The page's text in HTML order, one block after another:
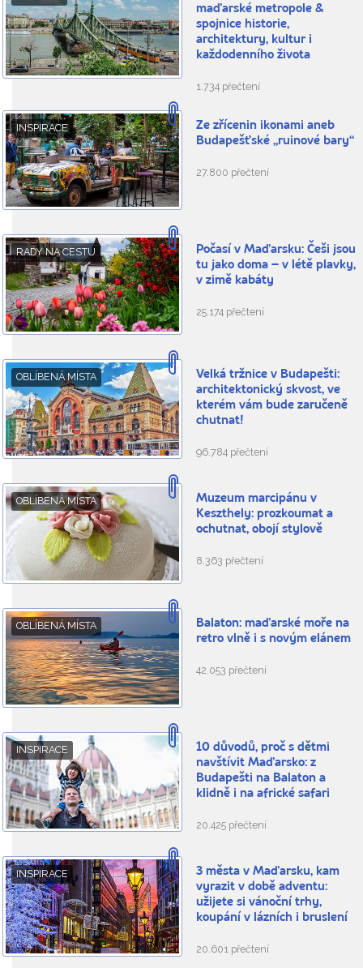
maďarské metropole &
spojnice historie,
architektury, kultur i
každodenního života
1.734 přečtení
INSPIRACE
Ze zřícenin ikonami aneb
Budapešťské „ruinové bary“
27.800 přečtení
RADY NA CESTU
Počasí v Maďarsku: Češi jsou
tu jako doma – v létě plavky,
v zimě kabáty
25.174 přečtení
OBLÍBENÁ MÍSTA
Velká tržnice v Budapešti:
architektonický skvost, ve
kterém vám bude zaručeně
chutnat!
96.784 přečtení
OBLÍBENÁ MÍSTA
Muzeum marcipánu v
Keszthely: prozkoumat a
ochutnat, obojí stylově
8.363 přečtení
OBLÍBENÁ MÍSTA
Balaton: maďarské moře na
retro vlně i s novým elánem
42.053 přečtení
INSPIRACE
10 důvodů, proč s dětmi
navštívit Maďarsko: z
Budapešti na Balaton a
klidně i na africké safari
20.425 přečtení
INSPIRACE
3 města v Maďarsku, kam
vyrazit v době adventu:
užijete si vánoční trhy,
koupání v lázních i bruslení
20.601 přečtení